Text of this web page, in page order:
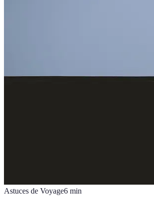
Astuces de Voyage6 min